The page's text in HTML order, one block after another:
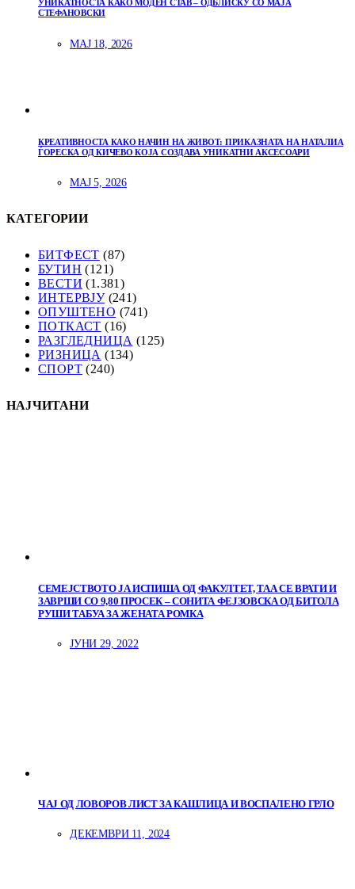
УНИКАТНОСТА КАКО МОДЕН СТАВ – ОДБЛИСКУ СО МАЈА
СТЕФАНОВСКИ
МАЈ 18, 2026
КРЕАТИВНОСТА КАКО НАЧИН НА ЖИВОТ: ПРИКАЗНАТА НА НАТАЛИА
ЃОРЕСКА ОД КИЧЕВО КОЈА СОЗДАВА УНИКАТНИ АКСЕСОАРИ
МАЈ 5, 2026
КАТЕГОРИИ
БИТФЕСТ (87)
БУТИН (121)
ВЕСТИ (1.381)
ИНТЕРВЈУ(241)
ОПУШТЕНО (741)
ПОТКАСТ (16)
РАЗГЛЕДНИЦА (125)
РИЗНИЦА (134)
СПОРТ (240)
НАЈЧИТАНИ
СЕМЕЈСТВОТО ЈА ИСПИША ОД ФАКУЛТЕТ, ТАА СЕ ВРАТИ И
ЗАВРШИ СО 9,80 ПРОСЕК – СОНИТА ФЕЈЗОВСКА ОД БИТОЛА
РУШИ ТАБУА ЗА ЖЕНАТА РОМКА
ЈУНИ 29, 2022
ЧАЈ ОД ЛОВОРОВ ЛИСТ ЗА КАШЛИЦА И ВОСПАЛЕНО ГРЛО
ДЕКЕМВРИ 11, 2024